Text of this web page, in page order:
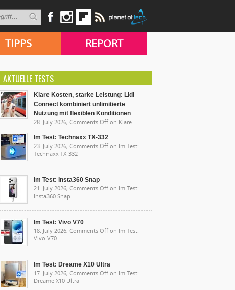
TIPPS REPORT
AKTUELLE TESTS
Klare Kosten, starke Leistung: Lidl
Connect kombiniert unlimitierte
Nutzung mit flexiblen Konditionen
28. July 2026, Comments Off on Klare
unlimitierte Nutzung mit flexiblen Konditionen
Im Test: Technaxx TX-332
23. July 2026, Comments Off on Im Test:
Technaxx TX-332
Im Test: Insta360 Snap
21. July 2026, Comments Off on Im Test:
Insta360 Snap
Im Test: Vivo V70
18. July 2026, Comments Off on Im Test:
Vivo V70
Im Test: Dreame X10 Ultra
17. July 2026, Comments Off on Im Test:
Dreame X10 Ultra